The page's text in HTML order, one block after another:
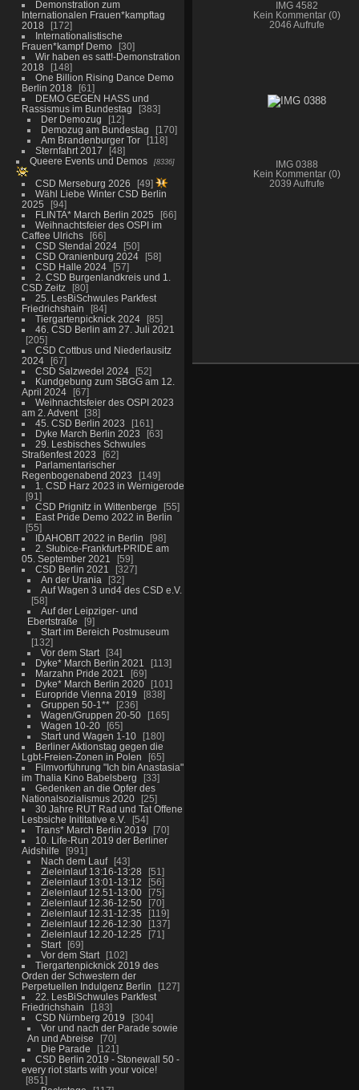
Demonstration zum
Internationalen Frauen*kampftag
2018
172
Internationalistische
Frauen*kampf Demo
30
Wir haben es satt!-Demonstration
2018
148
One Billion Rising Dance Demo
Berlin 2018
61
DEMO GEGEN HASS und
Rassismus im Bundestag
383
Der Demozug
12
Demozug am Bundestag
170
Am Brandenburger Tor
118
Sternfahrt 2017
48
Queere Events und Demos
8336
CSD Merseburg 2026
49
Wähl Liebe Winter CSD Berlin
2025
94
FLINTA* March Berlin 2025
66
Weihnachtsfeier des OSPI im
Caffee Ulrichs
66
CSD Stendal 2024
50
CSD Oranienburg 2024
58
CSD Halle 2024
57
2. CSD Burgenlandkreis und 1.
CSD Zeitz
80
25. LesBiSchwules Parkfest
Friedrichshain
84
Tiergartenpicknick 2024
85
46. CSD Berlin am 27. Juli 2021
205
CSD Cottbus und Niederlausitz
2024
67
CSD Salzwedel 2024
52
Kundgebung zum SBGG am 12.
April 2024
67
Weihnachtsfeier des OSPI 2023
am 2. Advent
38
45. CSD Berlin 2023
161
Dyke March Berlin 2023
63
29. Lesbisches Schwules
Straßenfest 2023
62
Parlamentarischer
Regenbogenabend 2023
149
1. CSD Harz 2023 in Wernigerode
91
CSD Prignitz in Wittenberge
55
East Pride Demo 2022 in Berlin
55
IDAHOBIT 2022 in Berlin
98
2. Słubice-Frankfurt-PRIDE am
05. September 2021
59
CSD Berlin 2021
327
An der Urania
32
Auf Wagen 3 und4 des CSD e.V.
58
Auf der Leipziger- und
Ebertstraße
9
Start im Bereich Postmuseum
132
Vor dem Start
34
Dyke* March Berlin 2021
113
Marzahn Pride 2021
69
Dyke* March Berlin 2020
101
Europride Vienna 2019
838
Gruppen 50-1**
236
Wagen/Gruppen 20-50
165
Wagen 10-20
65
Start und Wagen 1-10
180
Berliner Aktionstag gegen die
Lgbt-Freien-Zonen in Polen
65
Filmvorführung "Ich bin Anastasia"
im Thalia Kino Babelsberg
33
Gedenken an die Opfer des
Nationalsozialismus 2020
25
30 Jahre RUT Rad und Tat Offene
Lesbsiche Inititative e.V.
54
Trans* March Berlin 2019
70
10. Life-Run 2019 der Berliner
Aidshilfe
991
Nach dem Lauf
43
Zieleinlauf 13:16-13:28
51
Zieleinlauf 13:01-13:12
56
Zieleinlauf 12.51-13:00
75
Zieleinlauf 12.36-12:50
70
Zieleinlauf 12.31-12:35
119
Zieleinlauf 12.26-12:30
137
Zieleinlauf 12.20-12:25
71
Start
69
Vor dem Start
102
Tiergartenpicknick 2019 des
Orden der Schwestern der
Perpetuellen Indulgenz Berlin
127
22. LesBiSchwules Parkfest
Friedrichshain
183
CSD Nürnberg 2019
304
Vor und nach der Parade sowie
An und Abreise
70
Die Parade
121
CSD Berlin 2019 - Stonewall 50 -
every riot starts with your voice!
851
IMG 4582
Kein Kommentar (0)
2046 Aufrufe
IMG 0388
Kein Kommentar (0)
2039 Aufrufe